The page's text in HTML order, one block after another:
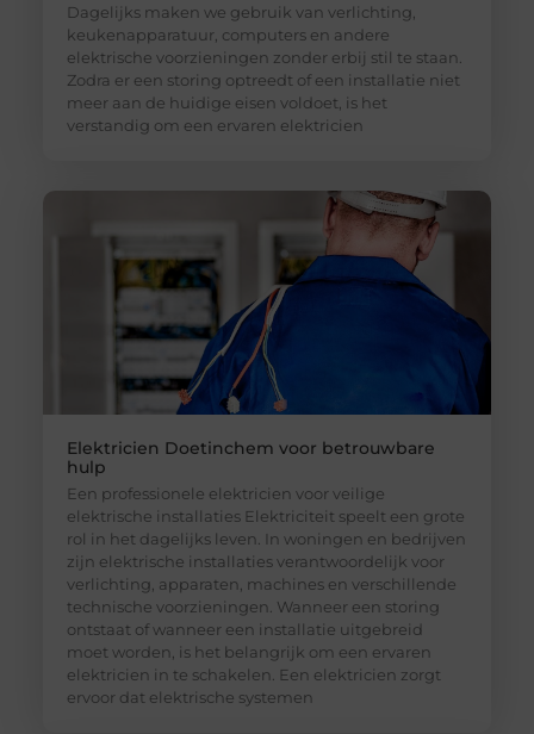
Dagelijks maken we gebruik van verlichting,
keukenapparatuur, computers en andere
elektrische voorzieningen zonder erbij stil te staan.
Zodra er een storing optreedt of een installatie niet
meer aan de huidige eisen voldoet, is het
verstandig om een ervaren elektricien
Elektricien Doetinchem voor betrouwbare
hulp
Een professionele elektricien voor veilige
elektrische installaties Elektriciteit speelt een grote
rol in het dagelijks leven. In woningen en bedrijven
zijn elektrische installaties verantwoordelijk voor
verlichting, apparaten, machines en verschillende
technische voorzieningen. Wanneer een storing
ontstaat of wanneer een installatie uitgebreid
moet worden, is het belangrijk om een ervaren
elektricien in te schakelen. Een elektricien zorgt
ervoor dat elektrische systemen